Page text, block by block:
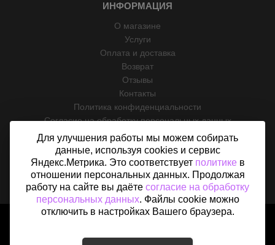
ИНФОРМАЦИЯ
О магазине
Услуги
Оплата и доставка
Возврат
Отзывы
Контакты
Политика конфиденциальности
Согласие на обработку персональных данных
Карта сайта
2015 - 2026 © «Вентфом» - Интернет-магазин вентиляции в
Для улучшения работы мы можем собирать
данные, используя cookies и сервис
Яндекс.Метрика. Это соответствует политикев
отношении персональных данных. Продолжая
работу на сайте вы даёте согласие на обработку
персональных данных. Файлы cookie можно
отключить в настройках Вашего браузера.